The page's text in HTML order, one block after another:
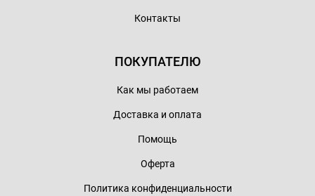
Контакты
ПОКУПАТЕЛЮ
Как мы работаем
Доставка и оплата
Помощь
Оферта
Политика конфиденциальности